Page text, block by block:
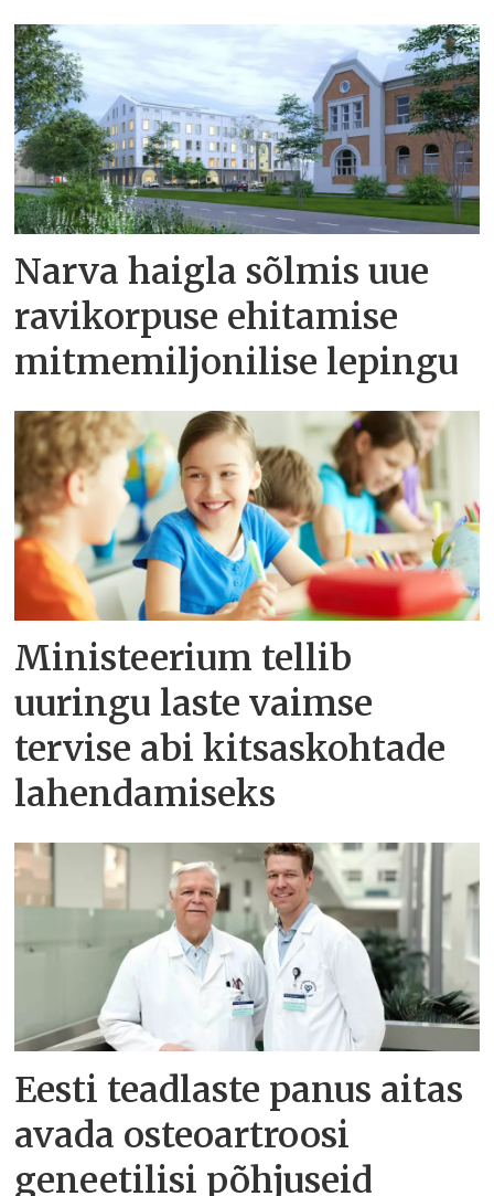
Narva haigla sõlmis uue
ravikorpuse ehitamise
mitmemiljonilise lepingu
Ministeerium tellib
uuringu laste vaimse
tervise abi kitsaskohtade
lahendamiseks
Eesti teadlaste panus aitas
avada osteoartroosi
geneetilisi põhjuseid